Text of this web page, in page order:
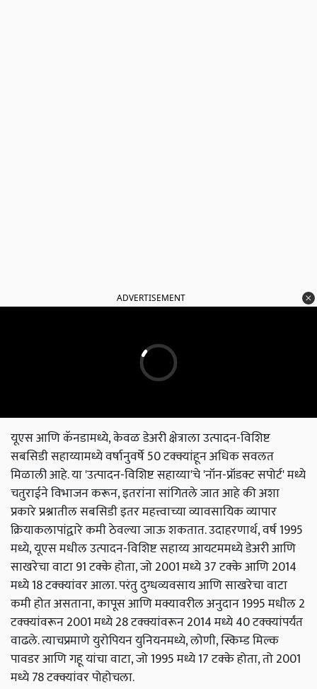
ADVERTISEMENT
यूएस आणि कॅनडामध्ये, केवळ डेअरी क्षेत्राला उत्पादन-विशिष्ट
सबसिडी सहाय्यामध्ये वर्षानुवर्षे 50 टक्क्यांहून अधिक सवलत
मिळाली आहे. या 'उत्पादन-विशिष्ट सहाय्या'चे 'नॉन-प्रॉडक्ट सपोर्ट' मध्ये
चतुराईने विभाजन करून, इतरांना सांगितले जात आहे की अशा
प्रकारे प्रश्नातील सबसिडी इतर महत्त्वाच्या व्यावसायिक व्यापार
क्रियाकलापांद्वारे कमी ठेवल्या जाऊ शकतात. उदाहरणार्थ, वर्ष 1995
मध्ये, यूएस मधील उत्पादन-विशिष्ट सहाय्य आयटममध्ये डेअरी आणि
साखरेचा वाटा 91 टक्के होता, जो 2001 मध्ये 37 टक्के आणि 2014
मध्ये 18 टक्क्यांवर आला. परंतु दुग्धव्यवसाय आणि साखरेचा वाटा
कमी होत असताना, कापूस आणि मक्यावरील अनुदान 1995 मधील 2
टक्क्यांवरून 2001 मध्ये 28 टक्क्यांवरून 2014 मध्ये 40 टक्क्यांपर्यंत
वाढले. त्याचप्रमाणे युरोपियन युनियनमध्ये, लोणी, स्किम्ड मिल्क
पावडर आणि गहू यांचा वाटा, जो 1995 मध्ये 17 टक्के होता, तो 2001
मध्ये 78 टक्क्यांवर पोहोचला.